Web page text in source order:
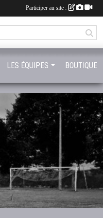
LES ÉQUIPES BOUTIQUE
Participer au site :